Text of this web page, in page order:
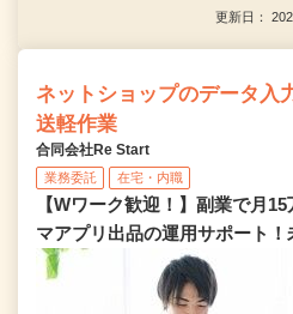
更新日：
ネットショップのデータ入
送軽作業
合同会社Re Start
業務委託 在宅・内職
【Wワーク歓迎！】副業で月
マアプリ出品の運用サポート